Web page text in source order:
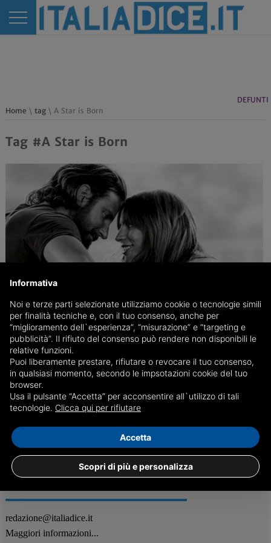
DEFUNTI
Home \ tag\ A Star is Born
Tag #A Star is Born
A Star is Born: Lady Gaga e Bradley Cooper stasera
su Canale 5
L’acclamato esordio alla regia dell’attore statunitense arriva in prima
serata alle 21:20
17/11 Attualità
redazione@italiadice.it
Maggiori informazioni...
Informativa
Noi e terze parti selezionate utilizziamo cookie o tecnologie simili
per finalità tecniche e, con il tuo consenso, anche per
“miglioramento dell`esperienza”, “misurazione” e “targeting e
pubblicità”. Il rifiuto del consenso può rendere non disponibili le
relative funzioni.
Puoi liberamente prestare, rifiutare o revocare il tuo consenso,
in qualsiasi momento, secondo le impsotazioni cookie del tuo
browser.
Usa il pulsante “Accetta” per acconsentire all`utilizzo di tali
tecnologie. Clicca qui per rifiutare
Scopri di più e personalizza
Accetta